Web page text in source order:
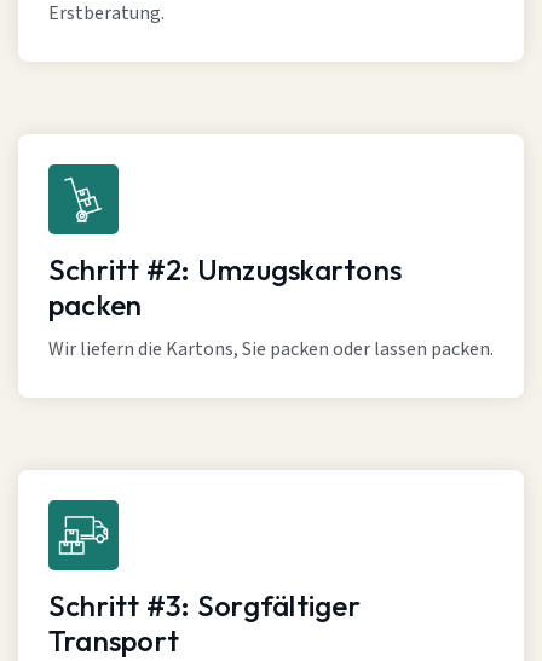
Erstberatung.
Schritt #2: Umzugskartons
packen
Wir liefern die Kartons, Sie packen oder lassen packen.
Schritt #3: Sorgfältiger
Transport